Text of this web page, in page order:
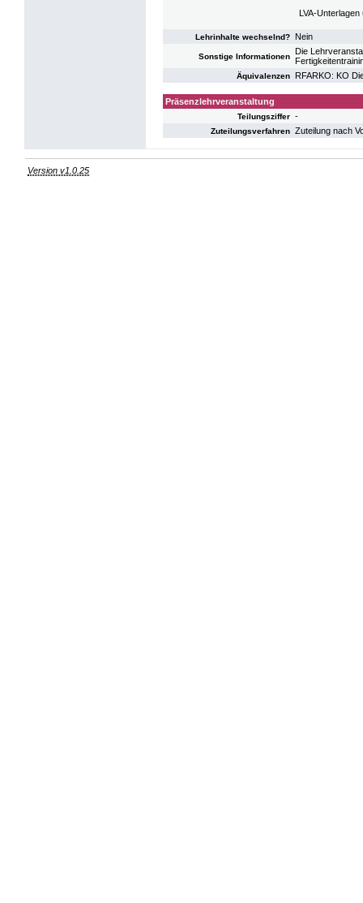
LVA-
Lehrinhalte wechselnd? Nein
Sonstige Informationen
Die
Äquivalenzen RFARKO: KO
Präsenzlehrveranstaltung
Teilungsziffer -
Zuteilungsverfahren Zuteilung nach
Version v1.0.25